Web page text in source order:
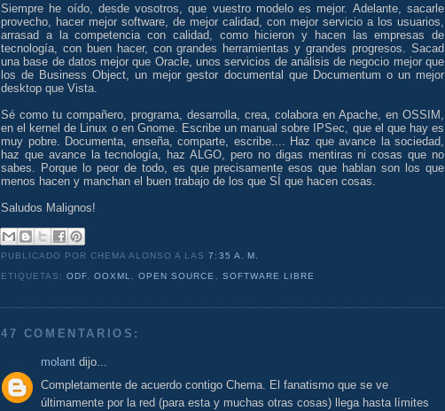
Siempre he oído, desde vosotros, que vuestro modelo es mejor. Adelante, sacarle
provecho, hacer mejor software, de mejor calidad, con mejor servicio a los usuarios,
arrasad a la competencia con calidad, como hicieron y hacen las empresas de
tecnología, con buen hacer, con grandes herramientas y grandes progresos. Sacad
una base de datos mejor que Oracle, unos servicios de análisis de negocio mejor que
los de Business Object, un mejor gestor documental que Documentum o un mejor
desktop que Vista.
Sé como tu compañero, programa, desarrolla, crea, colabora en Apache, en OSSIM,
en el kernel de Linux o en Gnome. Escribe un manual sobre IPSec, que el que hay es
muy pobre. Documenta, enseña, comparte, escribe.... Haz que avance la sociedad,
haz que avance la tecnología, haz ALGO, pero no digas mentiras ni cosas que no
sabes. Porque lo peor de todo, es que precisamente esos que hablan son los que
menos hacen y manchan el buen trabajo de los que SÍ que hacen cosas.
Saludos Malignos!
PUBLICADO POR CHEMA ALONSOA LAS7:35 A. M.
ETIQUETAS:ODF,OOXML,OPEN SOURCE , SOFTWARE LIBRE
47 COMENTARIOS:
molant dijo...
Completamente de acuerdo contigo Chema. El fanatismo que se ve
últimamente por la red (para esta y muchas otras cosas) llega hasta límites